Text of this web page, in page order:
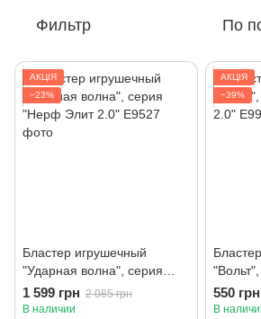
Фильтр По
АКЦІЯ
−23%
Бластер игрушечный
"Ударная волна", серия
"Нерф Элит 2.0"
1 599 грн 2 085 грн
В наличии
АКЦІЯ
−39%
2.0"
550 грн
В